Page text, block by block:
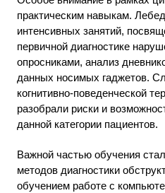
практическим навыкам.
интенсивных занятий,
первичной диагностике
опросниками, анализ
данных носимых гаджетов.
когнитивно-поведенческой
разобрали риски и
данной категории пациентов.
Важной частью обучения
методов диагностики
обучением работе с